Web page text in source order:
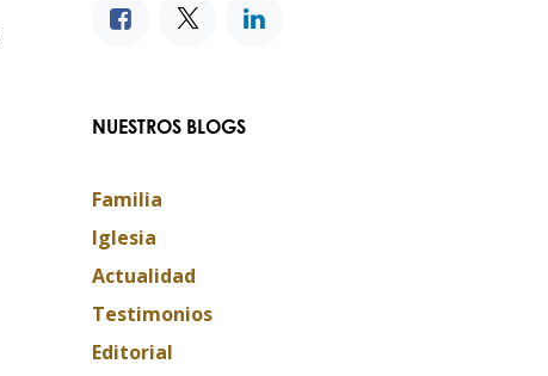
NUESTROS BLOGS
Familia
Iglesia
Actualidad
Testimonios
Editorial